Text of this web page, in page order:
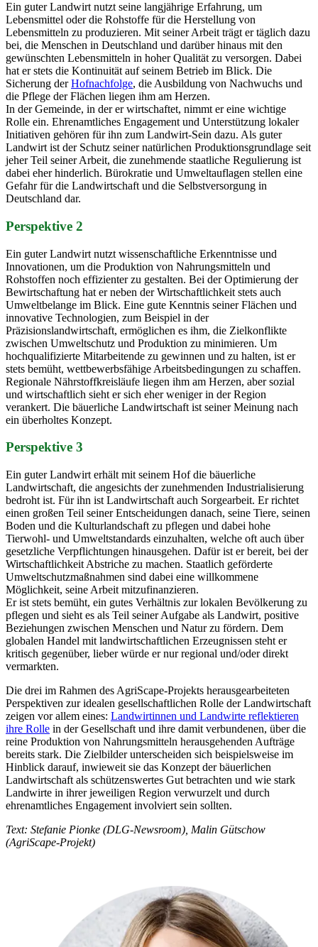
Ein guter Landwirt nutzt seine langjährige Erfahrung, um
Lebensmittel oder die Rohstoffe für die Herstellung von
Lebensmitteln zu produzieren. Mit seiner Arbeit trägt er täglich dazu
bei, die Menschen in Deutschland und darüber hinaus mit den
gewünschten Lebensmitteln in hoher Qualität zu versorgen. Dabei
hat er stets die Kontinuität auf seinem Betrieb im Blick. Die
Sicherung derHofnachfolge, die Ausbildung von Nachwuchs und
die Pflege der Flächen liegen ihm am Herzen.
In der Gemeinde, in der er wirtschaftet, nimmt er eine wichtige
Rolle ein. Ehrenamtliches Engagement und Unterstützung lokaler
Initiativen gehören für ihn zum Landwirt-Sein dazu. Als guter
Landwirt ist der Schutz seiner natürlichen Produktionsgrundlage seit
jeher Teil seiner Arbeit, die zunehmende staatliche Regulierung ist
dabei eher hinderlich. Bürokratie und Umweltauflagen stellen eine
Gefahr für die Landwirtschaft und die Selbstversorgung in
Deutschland dar.
Perspektive 2
Ein guter Landwirt nutzt wissenschaftliche Erkenntnisse und
Innovationen, um die Produktion von Nahrungsmitteln und
Rohstoffen noch effizienter zu gestalten. Bei der Optimierung der
Bewirtschaftung hat er neben der Wirtschaftlichkeit stets auch
Umweltbelange im Blick. Eine gute Kenntnis seiner Flächen und
innovative Technologien, zum Beispiel in der
Präzisionslandwirtschaft, ermöglichen es ihm, die Zielkonflikte
zwischen Umweltschutz und Produktion zu minimieren. Um
hochqualifizierte Mitarbeitende zu gewinnen und zu halten, ist er
stets bemüht, wettbewerbsfähige Arbeitsbedingungen zu schaffen.
Regionale Nährstoffkreisläufe liegen ihm am Herzen, aber sozial
und wirtschaftlich sieht er sich eher weniger in der Region
verankert. Die bäuerliche Landwirtschaft ist seiner Meinung nach
ein überholtes Konzept.
Perspektive 3
Ein guter Landwirt erhält mit seinem Hof die bäuerliche
Landwirtschaft, die angesichts der zunehmenden Industrialisierung
bedroht ist. Für ihn ist Landwirtschaft auch Sorgearbeit. Er richtet
einen großen Teil seiner Entscheidungen danach, seine Tiere, seinen
Boden und die Kulturlandschaft zu pflegen und dabei hohe
Tierwohl- und Umweltstandards einzuhalten, welche oft auch über
gesetzliche Verpflichtungen hinausgehen. Dafür ist er bereit, bei der
Wirtschaftlichkeit Abstriche zu machen. Staatlich geförderte
Umweltschutzmaßnahmen sind dabei eine willkommene
Möglichkeit, seine Arbeit mitzufinanzieren.
Er ist stets bemüht, ein gutes Verhältnis zur lokalen Bevölkerung zu
pflegen und sieht es als Teil seiner Aufgabe als Landwirt, positive
Beziehungen zwischen Menschen und Natur zu fördern. Dem
globalen Handel mit landwirtschaftlichen Erzeugnissen steht er
kritisch gegenüber, lieber würde er nur regional und/oder direkt
vermarkten.
Die drei im Rahmen des AgriScape-Projekts herausgearbeiteten
Perspektiven zur idealen gesellschaftlichen Rolle der Landwirtschaft
zeigen vor allem eines: Landwirtinnen und Landwirte reflektieren
ihre Rolle in der Gesellschaft und ihre damit verbundenen, über die
reine Produktion von Nahrungsmitteln herausgehenden Aufträge
bereits stark. Die Zielbilder unterscheiden sich beispielsweise im
Hinblick darauf, inwieweit sie das Konzept der bäuerlichen
Landwirtschaft als schützenswertes Gut betrachten und wie stark
Landwirte in ihrer jeweiligen Region verwurzelt und durch
ehrenamtliches Engagement involviert sein sollten.
Text: Stefanie Pionke (DLG-Newsroom), Malin Gütschow
(AgriScape-Projekt)